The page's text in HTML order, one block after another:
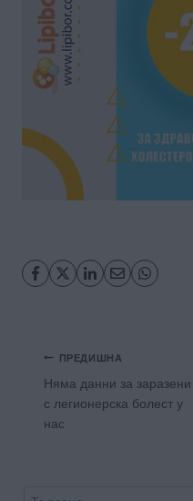
Навигация
ПРЕДИШНА
Няма данни за заразени
с легионерска болест у
нас
Търсене